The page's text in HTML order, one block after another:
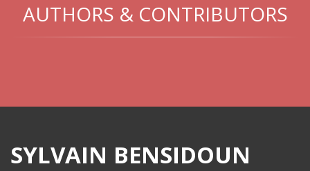
AUTHORS & CONTRIBUTORS
SYLVAIN BENSIDOUN